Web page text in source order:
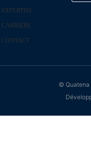
EXPERTISE
CARRIÈRE
CONTACT
© Quatena